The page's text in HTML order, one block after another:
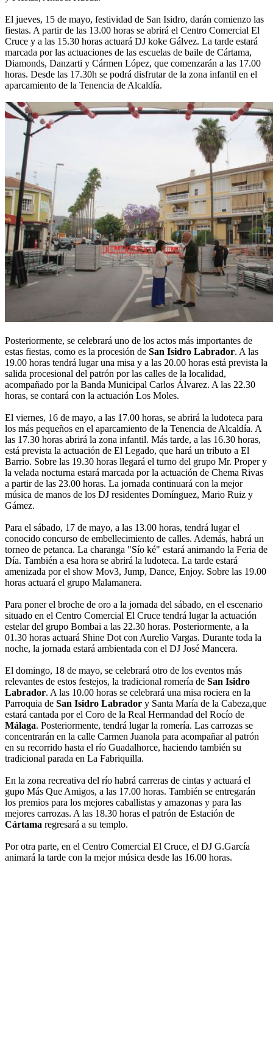
El jueves, 15 de mayo, festividad de San Isidro, darán comienzo las
fiestas. A partir de las 13.00 horas se abrirá el Centro Comercial El
Cruce y a las 15.30 horas actuará DJ koke Gálvez. La tarde estará
marcada por las actuaciones de las escuelas de baile de Cártama,
Diamonds, Danzarti y Cármen López, que comenzarán a las 17.00
horas. Desde las 17.30h se podrá disfrutar de la zona infantil en el
aparcamiento de la Tenencia de Alcaldía.
Posteriormente, se celebrará uno de los actos más importantes de
estas fiestas, como es la procesión de San Isidro Labrador. A las
19.00 horas tendrá lugar una misa y a las 20.00 horas está prevista la
salida procesional del patrón por las calles de la localidad,
acompañado por la Banda Municipal Carlos Álvarez. A las 22.30
horas, se contará con la actuación Los Moles.
El viernes, 16 de mayo, a las 17.00 horas, se abrirá la ludoteca para
los más pequeños en el aparcamiento de la Tenencia de Alcaldía. A
las 17.30 horas abrirá la zona infantil. Más tarde, a las 16.30 horas,
está prevista la actuación de El Legado, que hará un tributo a El
Barrio. Sobre las 19.30 horas llegará el turno del grupo Mr. Proper y
la velada nocturna estará marcada por la actuación de Chema Rivas
a partir de las 23.00 horas. La jornada continuará con la mejor
música de manos de los DJ residentes Domínguez, Mario Ruiz y
Gámez.
Para el sábado, 17 de mayo, a las 13.00 horas, tendrá lugar el
conocido concurso de embellecimiento de calles. Además, habrá un
torneo de petanca. La charanga "Sío ké" estará animando la Feria de
Día. También a esa hora se abrirá la ludoteca. La tarde estará
amenizada por el show Mov3, Jump, Dance, Enjoy. Sobre las 19.00
horas actuará el grupo Malamanera.
Para poner el broche de oro a la jornada del sábado, en el escenario
situado en el Centro Comercial El Cruce tendrá lugar la actuación
estelar del grupo Bombai a las 22.30 horas. Posteriormente, a la
01.30 horas actuará Shine Dot con Aurelio Vargas. Durante toda la
noche, la jornada estará ambientada con el DJ José Mancera.
El domingo, 18 de mayo, se celebrará otro de los eventos más
relevantes de estos festejos, la tradicional romería de San Isidro
Labrador. A las 10.00 horas se celebrará una misa rociera en la
Parroquia de San Isidro Labrador y Santa María de la Cabeza,que
estará cantada por el Coro de la Real Hermandad del Rocío de
Málaga. Posteriormente, tendrá lugar la romería. Las carrozas se
concentrarán en la calle Carmen Juanola para acompañar al patrón
en su recorrido hasta el río Guadalhorce, haciendo también su
tradicional parada en La Fabriquilla.
En la zona recreativa del río habrá carreras de cintas y actuará el
gupo Más Que Amigos, a las 17.00 horas. También se entregarán
los premios para los mejores caballistas y amazonas y para las
mejores carrozas. A las 18.30 horas el patrón de Estación de
Cártama regresará a su templo.
Por otra parte, en el Centro Comercial El Cruce, el DJ G.García
animará la tarde con la mejor música desde las 16.00 horas.